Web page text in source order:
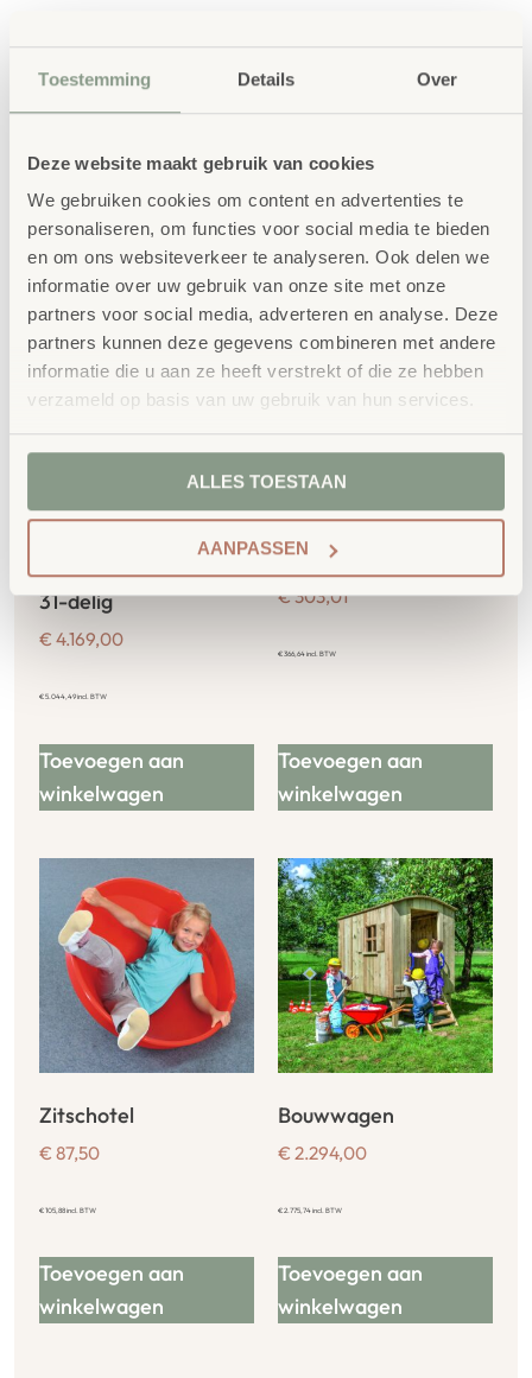
Toestemming Details Over
Deze website maakt gebruik van cookies
We gebruiken cookies om content en advertenties te
personaliseren, om functies voor social media te bieden
en om ons websiteverkeer te analyseren. Ook delen we
informatie over uw gebruik van onze site met onze
partners voor social media, adverteren en analyse. Deze
partners kunnen deze gegevens combineren met andere
informatie die u aan ze heeft verstrekt of die ze hebben
verzameld op basis van uw gebruik van hun services.
ALLES TOESTAAN
AANPASSEN
Gerelateerde
producten
Combinatie Medium
31-delig
€ 4.169,00
€5.044,49incl. BTW
Toevoegen aan
winkelwagen
EduCasa
Speelgoedkist
€303,01
€366,64incl. BTW
Toevoegen aan
winkelwagen
Zitschotel
€ 87,50
€105,88incl. BTW
Toevoegen aan
winkelwagen
Bouwwagen
€ 2.294,00
€2.775,74incl. BTW
Toevoegen aan
winkelwagen